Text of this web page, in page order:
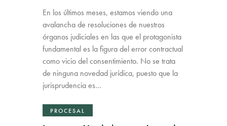
En los últimos meses, estamos viendo una
avalancha de resoluciones de nuestros
órganos judiciales en las que el protagonista
fundamental es la figura del error contractual
como vicio del consentimiento. No se trata
de ninguna novedad jurídica, puesto que la
jurisprudencia es…
PROCESAL